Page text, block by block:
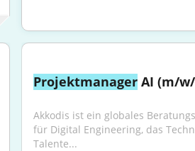
Projektmanager AI (m/
Akkodis ist ein globales
für Digital Engineering, das
Talente...